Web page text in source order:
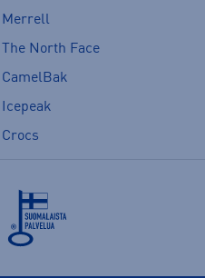
Merrell
The North Face
CamelBak
Icepeak
Crocs